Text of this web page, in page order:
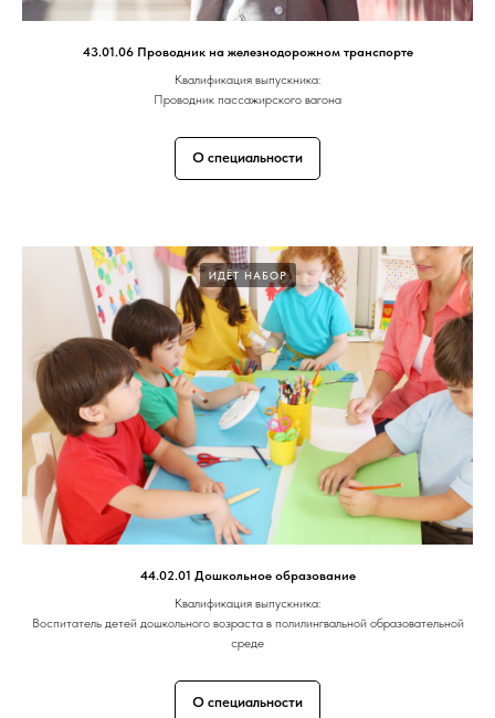
43.01.06 Проводник на железнодорожном транспорте
Квалификация выпускника:
Проводник пассажирского вагона
О специальности
ИДЁТ НАБОР
44.02.01 Дошкольное образование
Квалификация выпускника:
Воспитатель детей дошкольного возраста в полилингвальной образовательной
среде
О специальности